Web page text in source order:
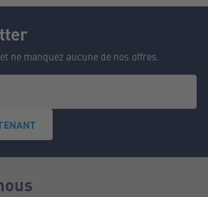
ne manquez aucune de nos offres.